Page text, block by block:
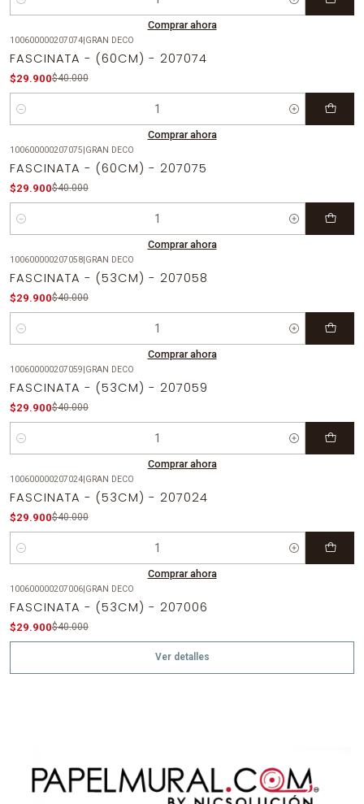
Cantidad
Comprar ahora
100600000207074|GRAN DECO
FASCINATA - (60CM) - 207074
$29.900$40.000
Cantidad
Comprar ahora
100600000207075|GRAN DECO
FASCINATA - (60CM) - 207075
$29.900$40.000
Cantidad
Comprar ahora
100600000207058|GRAN DECO
FASCINATA - (53CM) - 207058
$29.900$40.000
Cantidad
Comprar ahora
100600000207059|GRAN DECO
FASCINATA - (53CM) - 207059
$29.900$40.000
Cantidad
Comprar ahora
100600000207024|GRAN DECO
FASCINATA - (53CM) - 207024
$29.900$40.000
Cantidad
Comprar ahora
Agotado
100600000207006|GRAN DECO
FASCINATA - (53CM) - 207006
$29.900$40.000
Ver detalles